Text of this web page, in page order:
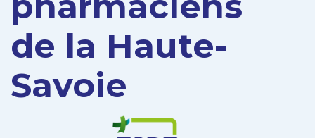
de la Haute-
Savoie